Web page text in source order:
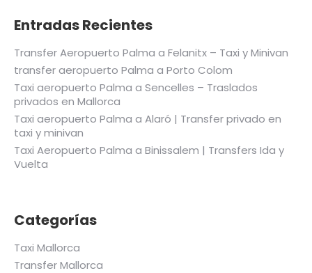
Entradas Recientes
Transfer Aeropuerto Palma a Felanitx – Taxi y Minivan
transfer aeropuerto Palma a Porto Colom
Taxi aeropuerto Palma a Sencelles – Traslados
privados en Mallorca
Taxi aeropuerto Palma a Alaró | Transfer privado en
taxi y minivan
Taxi Aeropuerto Palma a Binissalem | Transfers Ida y
Vuelta
Categorías
Taxi Mallorca
Transfer Mallorca